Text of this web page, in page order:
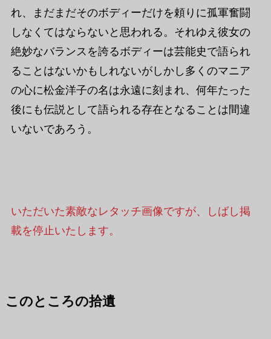
れ、まだまだそのボディーだけを頼りに孤軍奮闘
しなくてはならないと思われる。それゆえ彼女の
絶妙なバランスを誇るボディーは芸能史で語られ
ることはないかもしれないがしかし多くのマニア
の心に松金洋子の名は永遠に刻まれ、何年たった
後にも伝説として語られる存在となることは間違
いないであろう。
いただいた素敵なレタッチ画像ですが、しばし掲
載を停止いたします。
このところの拾遺